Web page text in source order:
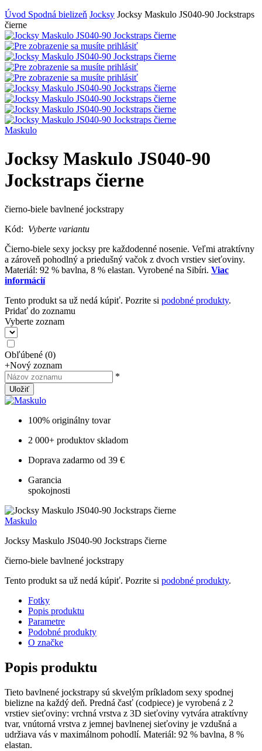
Úvod Spodná bielizeň Jocksy Jocksy Maskulo JS040-90 Jockstraps
čierne
Maskulo
Jocksy Maskulo JS040-90
Jockstraps čierne
čierno-biele bavlnené jockstrapy
Kód: Vyberte variantu
Čierno-biele sexy jocksy pre každodenné nosenie. Veľmi atraktívny
a zároveň pohodlný a priedušný vačok z dvoch vrstiev sieťoviny.
Materiál: 92 % bavlna, 8 % elastan. Vyrobené na Sibíri. Viac
informácií
Tento produkt sa už nedá kúpiť. Pozrite si podobné produkty.
Pridať do zoznamu
Vyberte zoznam
Obľúbené (0)
+Nový zoznam
*
Uložiť
100% originálny tovar
2 000+ produktov skladom
Doprava zadarmo od 39 €
Garancia
spokojnosti
Maskulo
Jocksy Maskulo JS040-90 Jockstraps čierne
čierno-biele bavlnené jockstrapy
Tento produkt sa už nedá kúpiť. Pozrite si podobné produkty.
Fotky
Popis produktu
Parametre
Podobné produkty
O značke
Popis produktu
Tieto bavlnené jockstrapy sú skvelým príkladom sexy spodnej
bielizne na každý deň. Predná časť (codpiece) je vyrobená z 2
vrstiev sieťoviny: vrchná vrstva z 3D sieťoviny vytvára atraktívny
tvar, vnútorná vrstva z jemnej bavlnenej sieťoviny je vzdušná a
udržiava vás v maximálnom pohodlí. Materiál: 92 % bavlna, 8 %
elastan.